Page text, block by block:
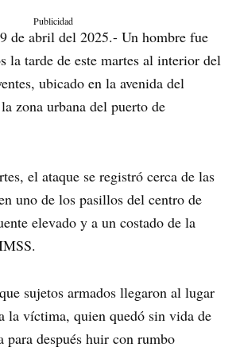
Publicidad
de abril del 2025.- Un hombre fue
la tarde de este martes al interior del
ubicado en la avenida del
zona urbana del puerto de
el ataque se registró cerca de las
uno de los pasillos del centro de
elevado y a un costado de la
sujetos armados llegaron al lugar
la víctima, quien quedó sin vida de
para después huir con rumbo